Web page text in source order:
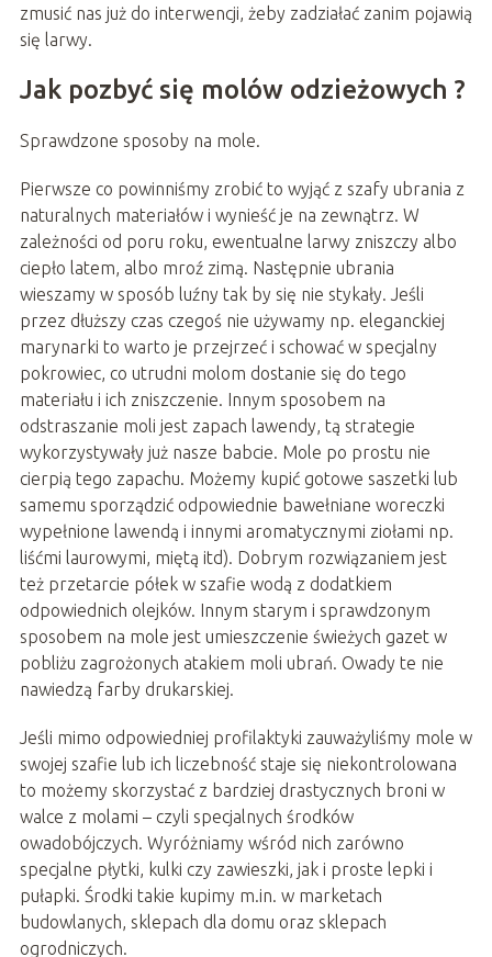
zmusić nas już do interwencji, żeby zadziałać zanim pojawią
się larwy.
Jak pozbyć się molów odzieżowych ?
Sprawdzone sposoby na mole.
Pierwsze co powinniśmy zrobić to wyjąć z szafy ubrania z
naturalnych materiałów i wynieść je na zewnątrz. W
zależności od poru roku, ewentualne larwy zniszczy albo
ciepło latem, albo mroź zimą. Następnie ubrania
wieszamy w sposób luźny tak by się nie stykały. Jeśli
przez dłuższy czas czegoś nie używamy np. eleganckiej
marynarki to warto je przejrzeć i schować w specjalny
pokrowiec, co utrudni molom dostanie się do tego
materiału i ich zniszczenie. Innym sposobem na
odstraszanie moli jest zapach lawendy, tą strategie
wykorzystywały już nasze babcie. Mole po prostu nie
cierpią tego zapachu. Możemy kupić gotowe saszetki lub
samemu sporządzić odpowiednie bawełniane woreczki
wypełnione lawendą i innymi aromatycznymi ziołami np.
liśćmi laurowymi, miętą itd). Dobrym rozwiązaniem jest
też przetarcie półek w szafie wodą z dodatkiem
odpowiednich olejków. Innym starym i sprawdzonym
sposobem na mole jest umieszczenie świeżych gazet w
pobliżu zagrożonych atakiem moli ubrań. Owady te nie
nawiedzą farby drukarskiej.
Jeśli mimo odpowiedniej profilaktyki zauważyliśmy mole w
swojej szafie lub ich liczebność staje się niekontrolowana
to możemy skorzystać z bardziej drastycznych broni w
walce z molami – czyli specjalnych środków
owadobójczych. Wyróżniamy wśród nich zarówno
specjalne płytki, kulki czy zawieszki, jak i proste lepki i
pułapki. Środki takie kupimy m.in. w marketach
budowlanych, sklepach dla domu oraz sklepach
ogrodniczych.